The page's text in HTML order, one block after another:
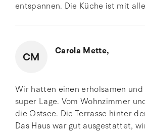
entspannen. Die Küche ist mit
CM Carola Mette,
Wir hatten einen erholsamen
super Lage. Vom Wohnzimmer
die Ostsee. Die Terrasse hinter
Das Haus war gut ausgestattet,